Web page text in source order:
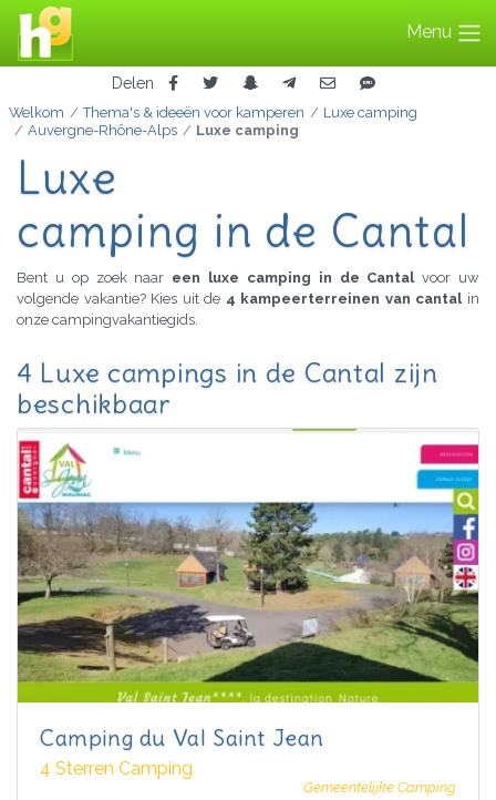
Menu
Delen
Welkom Thema's & ideeën voor kamperen
Luxe camping
Auvergne-Rhône-Alps
Luxe camping
Luxe
camping in de Cantal
Bent u op zoek naar een luxe camping in de Cantalvoor uw
volgende vakantie? Kies uit de 4 kampeerterreinen van cantalin
onze campingvakantiegids.
4 Luxe campings in de Cantal zijn
beschikbaar
Camping du Val Saint Jean
4 Sterren Camping
Gemeentelijke Camping